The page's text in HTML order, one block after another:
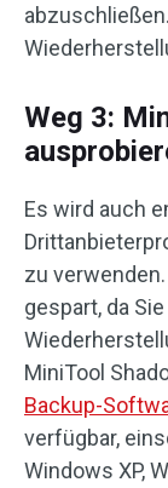
Weg 3:
Es wird auch
zu
gespart, da
MiniTool
Backup-
verfügbar,
Windows XP,